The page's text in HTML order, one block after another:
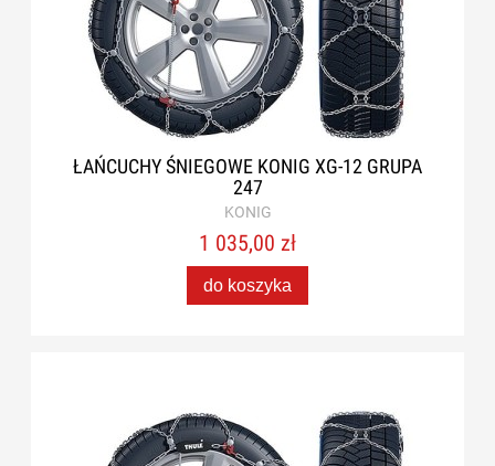
ŁAŃCUCHY ŚNIEGOWE KONIG XG-12 GRUPA
247
KONIG
1 035,00 zł
do koszyka